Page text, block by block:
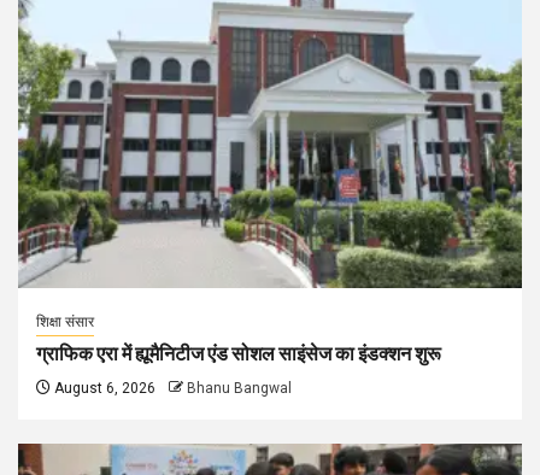
शिक्षा संसार
ग्राफिक एरा में ह्यूमैनिटीज एंड सोशल साइंसेज का इंडक्शन शुरू
August 6, 2026 Bhanu Bangwal